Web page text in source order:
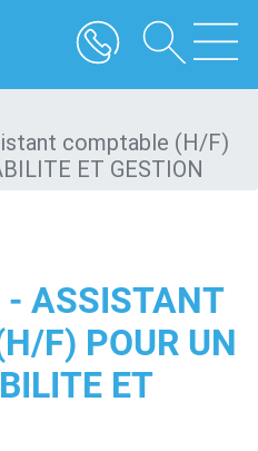
comptable (H/F)
ET GESTION
- ASSISTANT
F) POUR UN
ET